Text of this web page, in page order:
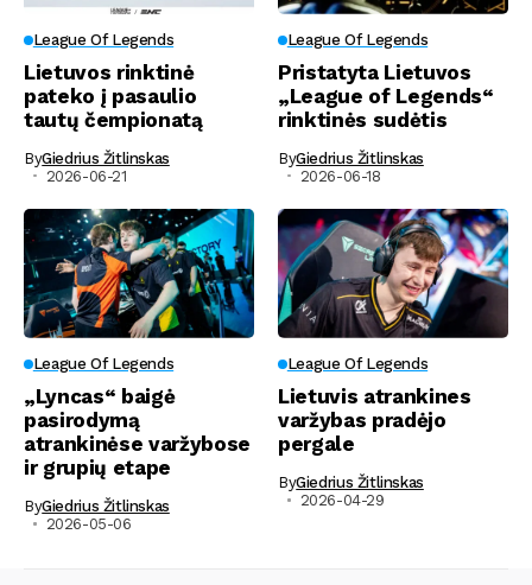
League Of Legends
Lietuvos rinktinė
pateko į pasaulio
tautų čempionatą
ByGiedrius Žitlinskas
2026-06-21
League Of Legends
Pristatyta Lietuvos
„League of Legends“
rinktinės sudėtis
ByGiedrius Žitlinskas
2026-06-18
League Of Legends
„Lyncas“ baigė
pasirodymą
atrankinėse varžybose
ir grupių etape
ByGiedrius Žitlinskas
2026-05-06
League Of Legends
Lietuvis atrankines
varžybas pradėjo
pergale
ByGiedrius Žitlinskas
2026-04-29